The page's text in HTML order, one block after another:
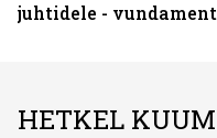
juhtidele - vundament
HETKEL KUUM